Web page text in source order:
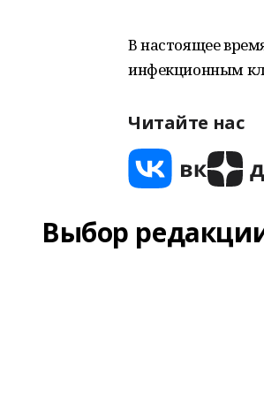
В настоящее
инфекционным
Читайте нас
Выбор